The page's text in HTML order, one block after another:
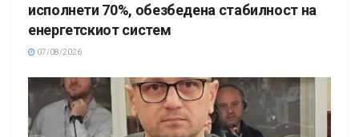
исполнети 70%, обезбедена стабилност на
енергетскиот систем
07/08/2026